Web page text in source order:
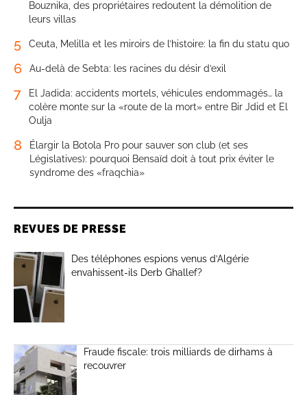
Bouznika, des propriétaires redoutent la démolition de
leurs villas
5 Ceuta, Melilla et les miroirs de l’histoire: la fin du statu quo
6 Au-delà de Sebta: les racines du désir d’exil
7
El Jadida: accidents mortels, véhicules endommagés… la
colère monte sur la «route de la mort» entre Bir Jdid et El
Oulja
8
Élargir la Botola Pro pour sauver son club (et ses
Législatives): pourquoi Bensaïd doit à tout prix éviter le
syndrome des «fraqchia»
REVUES DE PRESSE
Des téléphones espions venus d’Algérie
envahissent-ils Derb Ghallef?
Fraude fiscale: trois milliards de dirhams à
recouvrer